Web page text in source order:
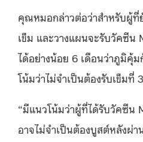
คุณหมอกล่าวต่อว่าสำหรับผู้ที่
เข็ม และวางแผนจะรับวัคซีน
ได้อย่างน้อย 6 เดือนว่าภูมิคุ้
โน้มว่าไม่จำเป็นต้องรับเข็มที่
“มีแนวโน้มว่าผู้ที่ได้รับวัคซีน
อาจไม่จำเป็นต้องบูสต์หลังผ่า